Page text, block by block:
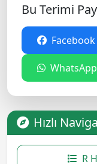
Bu Terimi
Facebook
WhatsApp
Hızlı
R